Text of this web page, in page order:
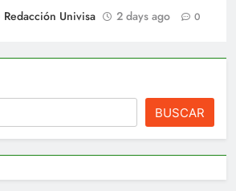
Redacción Univisa
2 days ago 0
BUSCAR